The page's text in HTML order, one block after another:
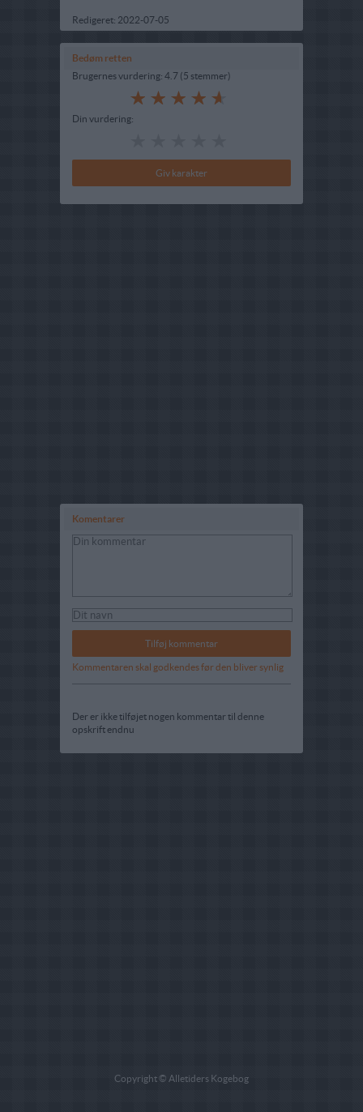
Redigeret: 2022-07-05
Bedøm retten
Brugernes vurdering: 4.7 (5 stemmer)
Din vurdering:
Komentarer
Kommentaren skal godkendes før den bliver synlig
Der er ikke tilføjet nogen kommentar til denne
opskrift endnu
Copyright © Alletiders Kogebog